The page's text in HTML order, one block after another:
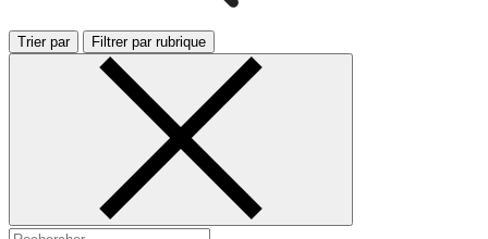
Trier par Filtrer par rubrique